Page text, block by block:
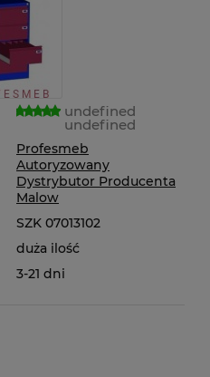
undefined
undefined
Profesmeb
Autoryzowany
Dystrybutor Producenta
Malow
SZK 07013102
duża ilość
3-21 dni